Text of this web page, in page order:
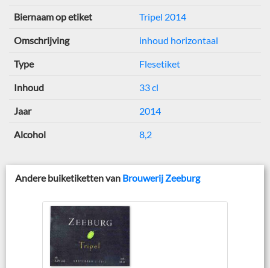
Biernaam op etiket Tripel 2014
Omschrijving inhoud horizontaal
Type Flesetiket
Inhoud 33 cl
Jaar 2014
Alcohol 8,2
Andere buiketiketten van Brouwerij Zeeburg